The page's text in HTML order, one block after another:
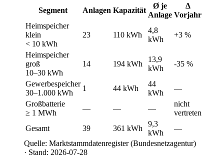
Segment
Anlagen Kapazität
Ø je
Anlage
Δ
Vorjahr
Heimspeicher
klein
< 10 kWh
23 110 kWh
4,8
kWh
+3 %
Heimspeicher
groß
10–30 kWh
14 194 kWh
13,9
kWh
-35 %
Gewerbespeicher
30–1.000 kWh
1 44 kWh
44
kWh
—
Großbatterie
≥ 1 MWh
— — —
nicht
vertreten
Gesamt
39 361 kWh
9,3
kWh
—
Quelle: Marktstammdatenregister (Bundesnetzagentur)
· Stand: 2026-07-28